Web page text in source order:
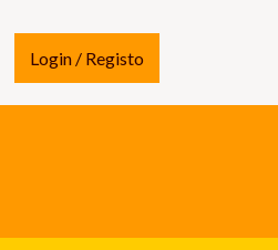
Login / Registo